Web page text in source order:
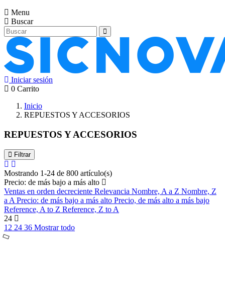
Menu
Buscar
Iniciar sesión
0 Carrito
Inicio
REPUESTOS Y ACCESORIOS
REPUESTOS Y ACCESORIOS
Filtrar
Mostrando 1-24 de 800 artículo(s)
Precio: de más bajo a más alto
Ventas en orden decreciente Relevancia Nombre, A a Z Nombre, Z
a A Precio: de más bajo a más alto Precio, de más alto a más bajo
Reference, A to Z Reference, Z to A
24
12 24 36 Mostrar todo